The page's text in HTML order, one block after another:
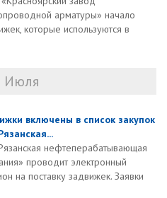
арматуры» начало
которые используются в
Июля
включены в список закупок
нефтеперабатывающая
проводит электронный
на поставку задвижек. Заявки